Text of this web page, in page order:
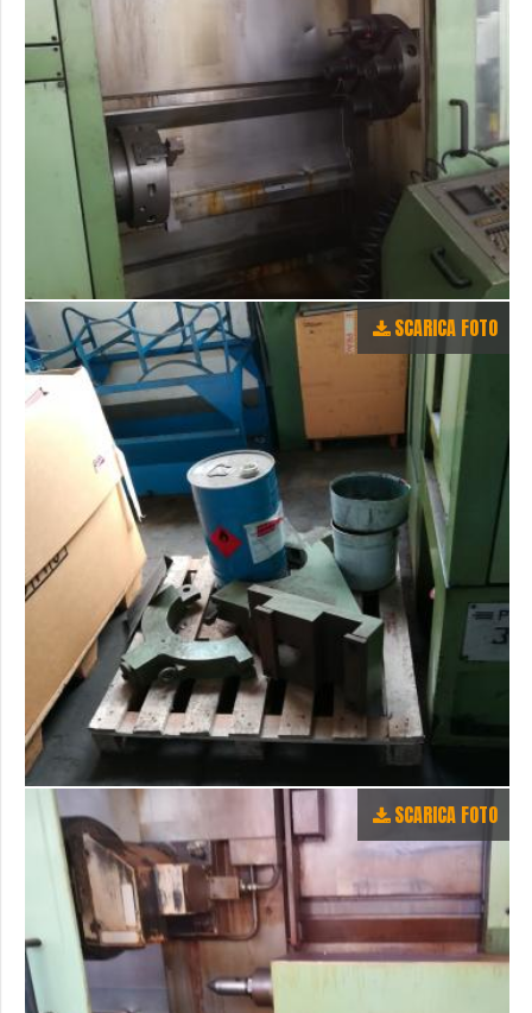
SCARICA FOTO
SCARICA FOTO